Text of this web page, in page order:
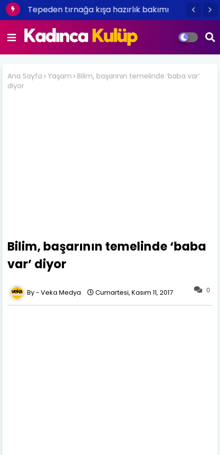
Tepeden tırnağa kışa hazırlık bakımı
Ana Sayfa Yaşam
Bilim, başarının temelinde ‘baba var’
diyor
Bilim, başarının temelinde ‘baba
var’ diyor
0
Veka Medya Cumartesi, Kasım 11, 2017